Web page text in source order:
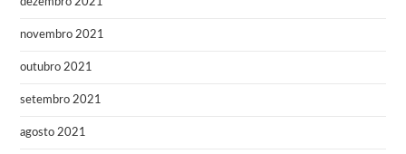
dezembro 2021
novembro 2021
outubro 2021
setembro 2021
agosto 2021